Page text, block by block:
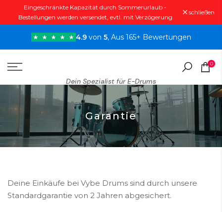
Zum
Inhalt
springen
Eingeschränkte Kapazität durch Sommerurlaub -
Bestellungen werden versendet, evtl. mit Verzögerung
schließen
4.9von 5, Aus 165+ Bewertungen
Dein Spezialist für E-Drums
0
Garantie
Deine Einkäufe bei Vybe Drums sind durch unsere
Standardgarantie von 2 Jahren abgesichert.